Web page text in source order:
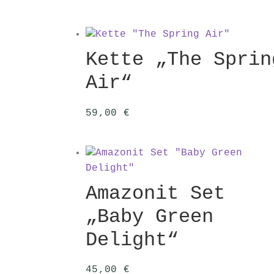
Kette „The
Air“
59,00 €
Amazonit Set
„Baby Green
Delight“
45,00 €